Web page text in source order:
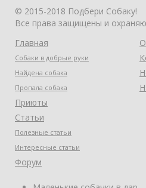
© 2015-2018 Подбери Собаку!
Все права защищены и
Главная
Собаки в добрые руки
Найдена собака
Пропала собака
Приюты
Статьи
Полезные статьи
Интересные статьи
Форум